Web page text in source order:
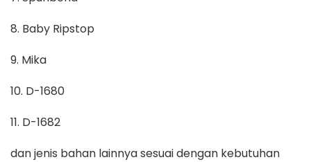
8. Baby Ripstop
9. Mika
10. D-1680
11. D-1682
dan jenis bahan lainnya sesuai dengan kebutuhan